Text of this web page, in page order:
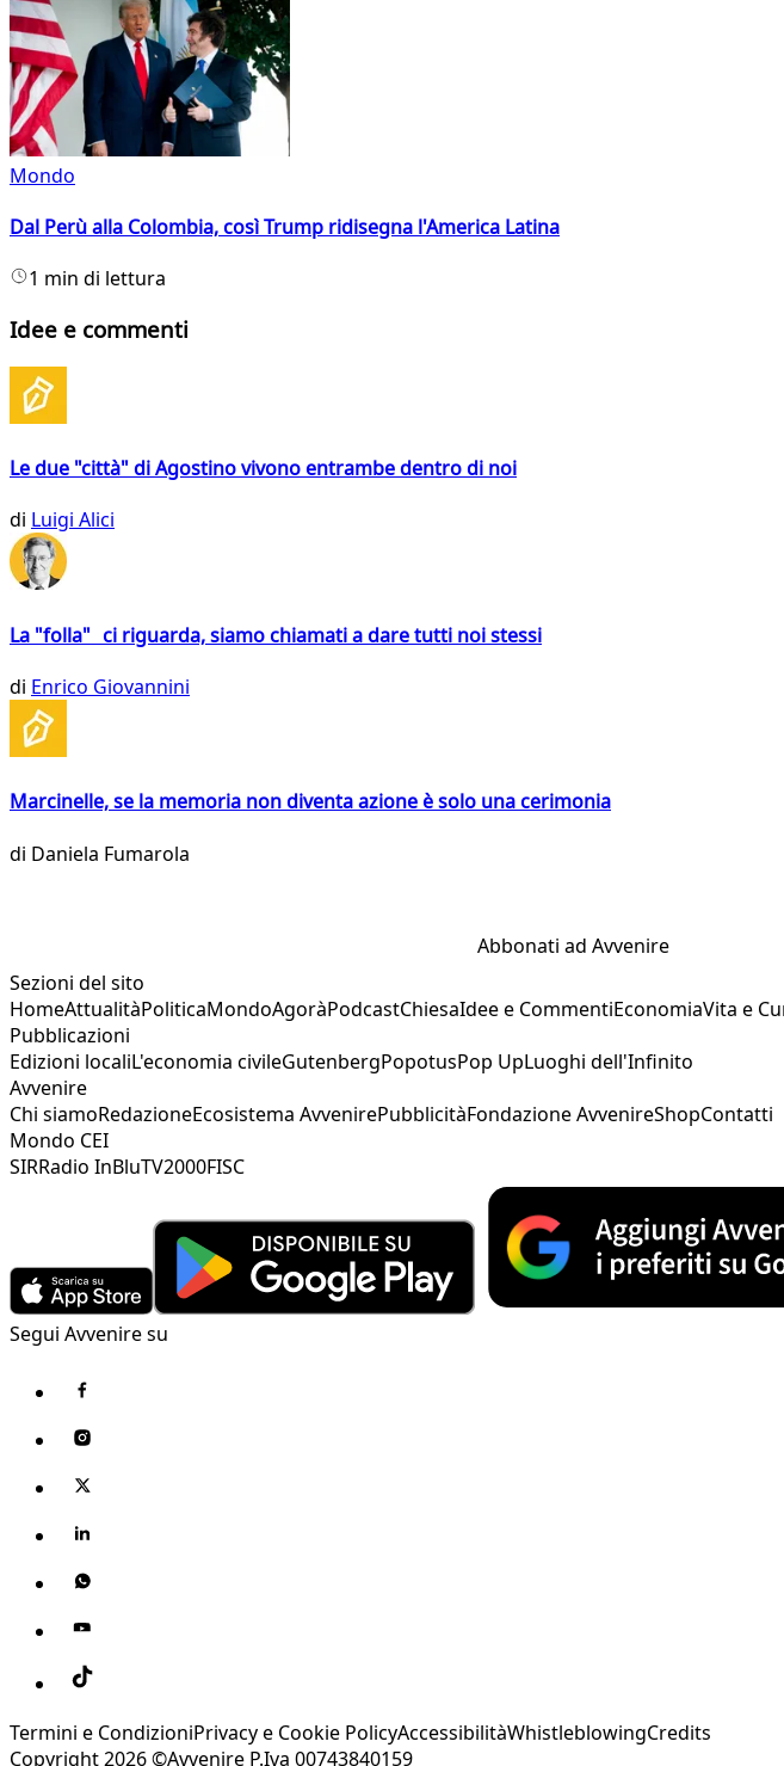
Mondo
Dal Perù alla Colombia, così Trump ridisegna l'America Latina
1 min di lettura
Idee e commenti
Le due "città" di Agostino vivono entrambe dentro di noi
di Luigi Alici
La "folla" ci riguarda, siamo chiamati a dare tutti noi stessi
di Enrico Giovannini
Marcinelle, se la memoria non diventa azione è solo una cerimonia
di Daniela Fumarola
Abbonati ad Avvenire
Sezioni del sito
HomeAttualitàPoliticaMondoAgoràPodcastChiesaIdee e CommentiEconomiaVita e
Pubblicazioni
Edizioni localiL'economia civileGutenbergPopotusPop UpLuoghi dell'Infinito
Avvenire
Chi siamoRedazioneEcosistema AvvenirePubblicitàFondazione AvvenireShopContatti
Mondo CEI
SIRRadio InBluTV2000FISC
Segui Avvenire su
Termini e CondizioniPrivacy e Cookie PolicyAccessibilitàWhistleblowingCredits
Copyright 2026 ©Avvenire P.Iva 00743840159